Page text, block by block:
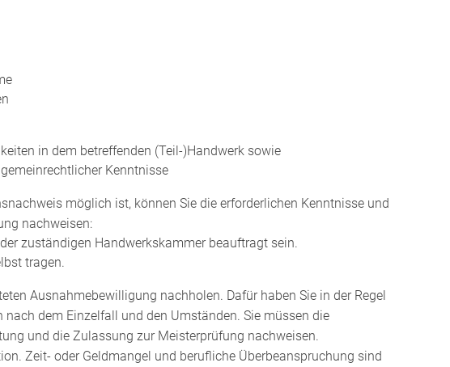
in dem betreffenden (Teil-)Handwerk sowie
Kenntnisse
möglich ist, können Sie die erforderlichen Kenntnisse und
nachweisen:
zuständigen Handwerkskammer beauftragt sein.
tragen.
Ausnahmebewilligung nachholen. Dafür haben Sie in der Regel
dem Einzelfall und den Umständen. Sie müssen die
und die Zulassung zur Meisterprüfung nachweisen.
Zeit- oder Geldmangel und berufliche Überbeanspruchung sind